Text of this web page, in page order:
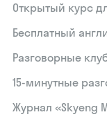
Открытый курс
Бесплатный
Разговорные
15‑минутные
Журнал «Skyeng